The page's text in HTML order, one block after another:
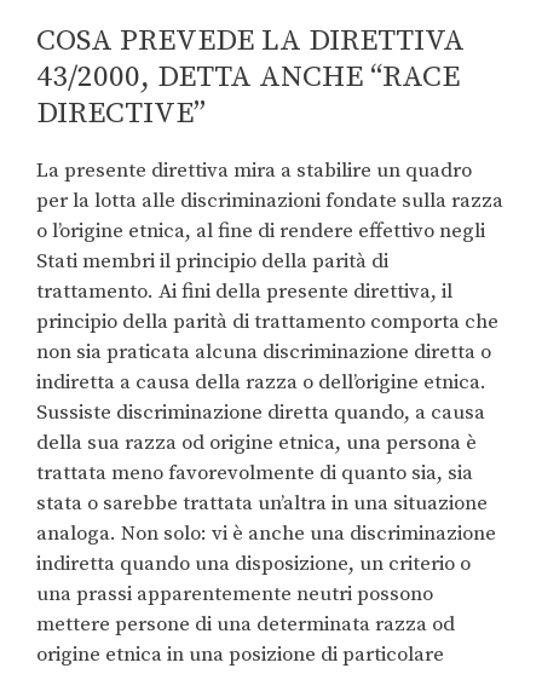
COSA PREVEDE LA DIRETTIVA
43/2000, DETTA ANCHE “RACE
DIRECTIVE”
La presente direttiva mira a stabilire un quadro
per la lotta alle discriminazioni fondate sulla razza
o l’origine etnica, al fine di rendere effettivo negli
Stati membri il principio della parità di
trattamento. Ai fini della presente direttiva, il
principio della parità di trattamento comporta che
non sia praticata alcuna discriminazione diretta o
indiretta a causa della razza o dell’origine etnica.
Sussiste discriminazione diretta quando, a causa
della sua razza od origine etnica, una persona è
trattata meno favorevolmente di quanto sia, sia
stata o sarebbe trattata un’altra in una situazione
analoga. Non solo: vi è anche una discriminazione
indiretta quando una disposizione, un criterio o
una prassi apparentemente neutri possono
mettere persone di una determinata razza od
origine etnica in una posizione di particolare